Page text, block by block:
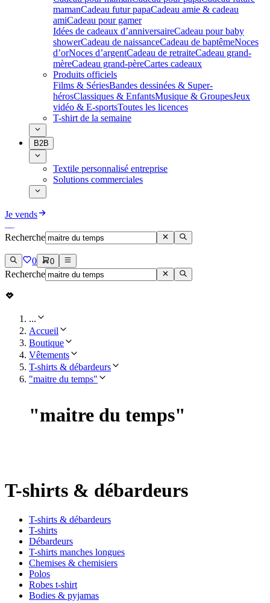
mamanCadeau futur papaCadeau amie & cadeau
amiCadeau pour gamer
Idées de cadeaux d’anniversaireCadeau pour baby
showerCadeau de naissanceCadeau de baptêmeNoces
d’orNoces d’argentCadeau de retraiteCadeau grand-
mèreCadeau grand-pèreCartes cadeaux
Produits officiels
Films & SériesBandes dessinées & Super-
hérosClassiques & EnfantsMusique & GroupesJeux
vidéo & E-sportsToutes les licences
T-shirt de la semaine
B2B
Textile personnalisé entreprise
Solutions commerciales
Je vends
Recherche
0 0
Recherche
...
Accueil
Boutique
Vêtements
T-shirts & débardeurs
"maitre du temps"
"maitre du temps"
T-shirts & débardeurs
T-shirts & débardeurs
T-shirts
Débardeurs
T-shirts manches longues
Chemises & chemisiers
Polos
Robes t-shirt
Bodies & pyjamas